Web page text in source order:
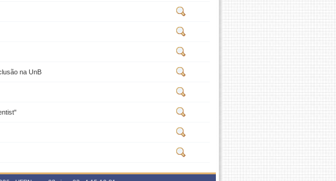
na UnB